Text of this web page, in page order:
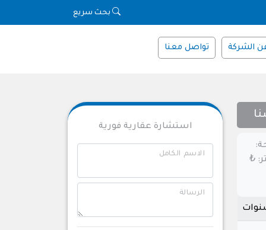
بحث سريع
الشركة تواصل معنا
المتر: ₺
استشارة عقارية فورية
الاسم الكامل
الرسالة